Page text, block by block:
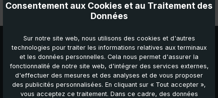
Consentement aux Cookies et au Traitement des
Données
Sur notre site web, nous utilisons des cookies et d'autres
technologies pour traiter les informations relatives aux terminaux
et les données personnelles. Cela nous permet d'assurer la
fonctionnalité de notre site web, d'intégrer des services externes,
d'effectuer des mesures et des analyses et de vous proposer
des publicités personnalisées. En cliquant sur « Tout accepter »,
vous acceptez ce traitement. Dans ce cadre, des données